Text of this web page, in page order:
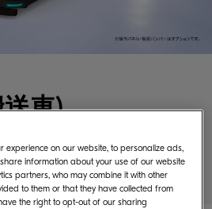
車)
造現場の頼れるパートナー
力強く支えます。
experience on our website, to personalize ads,
information about your use of our website
partners, who may combine it with other
to them or that they have collected from
the right to opt-out of our sharing